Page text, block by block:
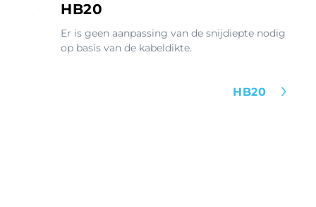
HB20
Er is geen aanpassing van de snijdiepte nodig
op basis van de kabeldikte.
HB20